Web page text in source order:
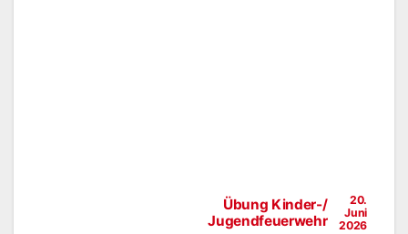
Übung Kinder-/
Jugendfeuerwehr
20.
Juni
2026